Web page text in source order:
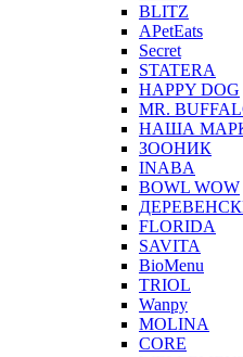
BLITZ
APetEats
Secret
STATERA
HAPPY DOG
MR.
НАША
ЗООНИК
INABA
BOWL WOW
FLORIDA
SAVITA
BioMenu
TRIOL
Wanpy
MOLINA
CORE